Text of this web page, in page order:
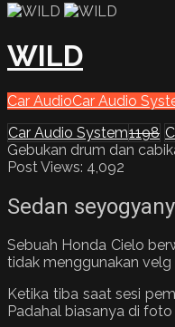
WILD
Car AudioCar Audio
Car Audio System1198
Gebukan drum dan
Post Views: 4,092
Sedan
Sebuah Honda Cielo
tidak menggunakan velg
Ketika tiba saat sesi
Padahal biasanya di